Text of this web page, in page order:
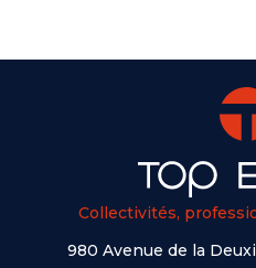
Collectivités,
980 Avenue de la